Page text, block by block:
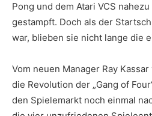
Pong und dem Atari VCS
gestampft. Doch als der
war, blieben sie nicht lange die
Vom neuen Manager Ray
die Revolution der „Gang of
den Spielemarkt noch einmal